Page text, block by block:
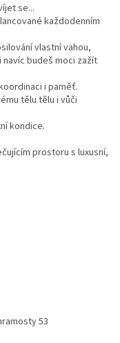
se...
každodenním
vlastní vahou,
budeš moci zažít
i paměť.
tělu tělu i vůči
kondice.
prostoru s luxusní,
53